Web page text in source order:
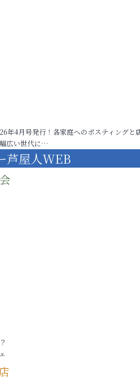
年4月号発行！各家庭へのポスティングと
広い世代に…
芦屋人WEB